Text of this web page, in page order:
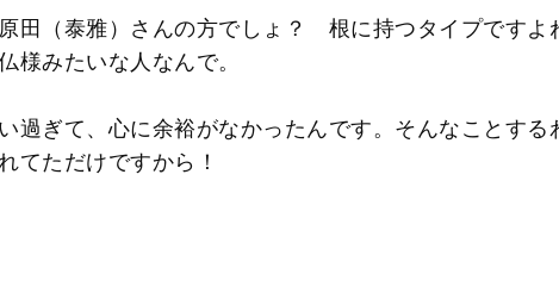
田（泰雅）さんの方でしょ？ 根に持つタイプですよ
様みたいな人なんで。
ぎて、心に余裕がなかったんです。そんなことする
てただけですから！